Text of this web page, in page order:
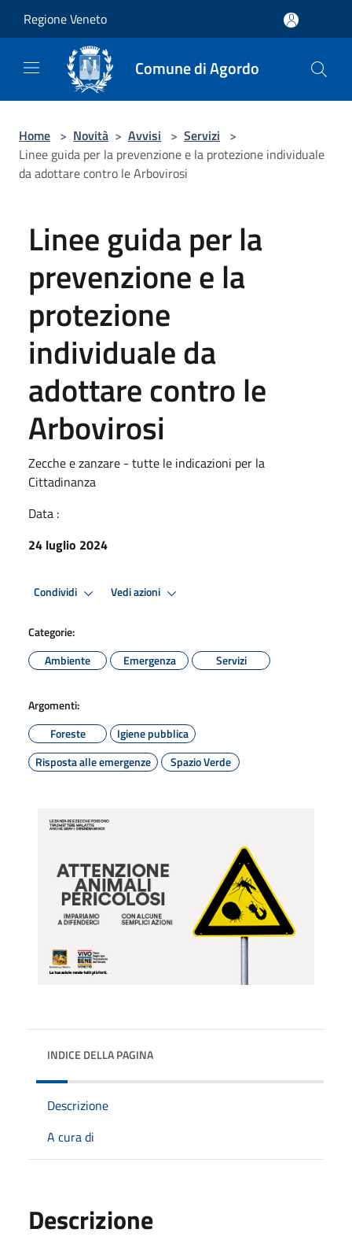
Regione Veneto
Comune di Agordo
Home > Novità > Avvisi > Servizi >
Linee guida per la prevenzione e la protezione individuale
da adottare contro le Arbovirosi
Linee guida per la
prevenzione e la
protezione
individuale da
adottare contro le
Arbovirosi
Zecche e zanzare - tutte le indicazioni per la
Cittadinanza
Data :
24 luglio 2024
Condividi Vedi azioni
Categorie:
Ambiente
Emergenza Servizi
Argomenti:
Foreste
Igiene pubblica
Risposta alle emergenze
Spazio Verde
INDICE DELLA PAGINA
Descrizione
A cura di
Descrizione